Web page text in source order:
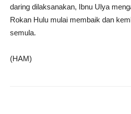
daring dilaksanakan, Ibnu Ulya
Rokan Hulu mulai membaik dan
semula.
(HAM)